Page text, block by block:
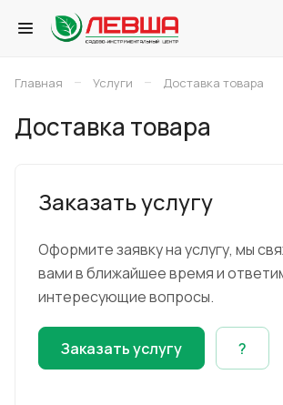
Главная – Услуги – Доставка товара
Доставка товара
Заказать услугу
Оформите заявку на услугу, мы
вами в ближайшее время и
интересующие вопросы.
Заказать услугу ?